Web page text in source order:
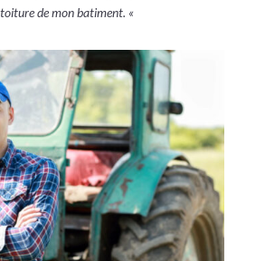
de mon batiment. «